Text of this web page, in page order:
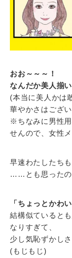
おお～～～！
なんだか美人揃
(本当に美人かは
華やかさはござ
※ちなみに男性
せんので、女性
早速わたしたち
……とも思ったの
「ちょっとかわ
結構似ていると
なりすぎて、
少し気恥ずかし
(もじもじ)